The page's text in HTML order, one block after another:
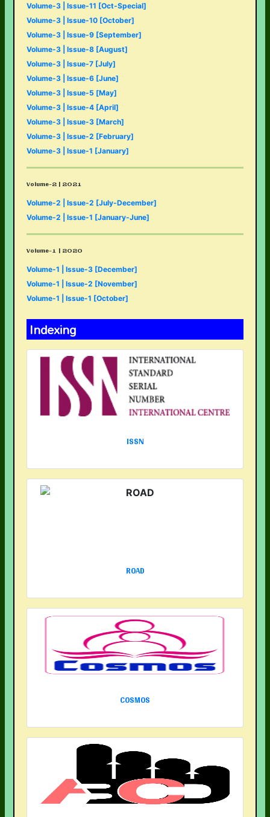
Volume-3 | Issue-11 [Oct-Special]
Volume-3 | Issue-10 [October]
Volume-3 | Issue-9 [September]
Volume-3 | Issue-8 [August]
Volume-3 | Issue-7 [July]
Volume-3 | Issue-6 [June]
Volume-3 | Issue-5 [May]
Volume-3 | Issue-4 [April]
Volume-3 | Issue-3 [March]
Volume-3 | Issue-2 [February]
Volume-3 | Issue-1 [January]
Volume-2 | 2021
Volume-2 | Issue-2 [July-December]
Volume-2 | Issue-1 [January-June]
Volume-1 | 2020
Volume-1 | Issue-3 [December]
Volume-1 | Issue-2 [November]
Volume-1 | Issue-1 [October]
Indexing
ISSN
ROAD
COSMOS